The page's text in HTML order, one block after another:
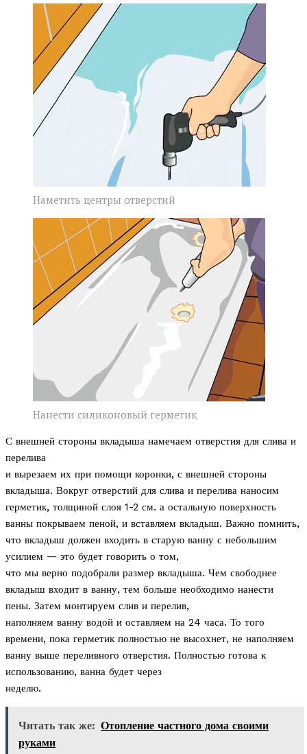
Наметить центры отверстий
Нанести силиконовый герметик
С внешней стороны вкладыша намечаем отверстия для слива и
перелива
и вырезаем их при помощи коронки, с внешней стороны
вкладыша. Вокруг отверстий для слива и перелива наносим
герметик, толщиной слоя 1-2 см. а остальную поверхность
ванны покрываем пеной, и вставляем вкладыш. Важно помнить,
что вкладыш должен входить в старую ванну с небольшим
усилием — это будет говорить о том,
что мы верно подобрали размер вкладыша. Чем свободнее
вкладыш входит в ванну, тем больше необходимо нанести
пены. Затем монтируем слив и перелив,
наполняем ванну водой и оставляем на 24 часа. То того
времени, пока герметик полностью не высохнет, не наполняем
ванну выше переливного отверстия. Полностью готова к
использованию, ванна будет через
неделю.
Читать так же: Отопление частного дома своими
руками